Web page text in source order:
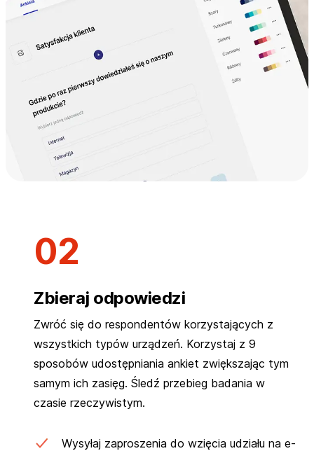
Zbieraj odpowiedzi
Zwróć się do respondentów korzystających z
wszystkich typów urządzeń. Korzystaj z 9
sposobów udostępniania ankiet zwiększając tym
samym ich zasięg. Śledź przebieg badania w
czasie rzeczywistym.
Wysyłaj zaproszenia do wzięcia udziału na e-